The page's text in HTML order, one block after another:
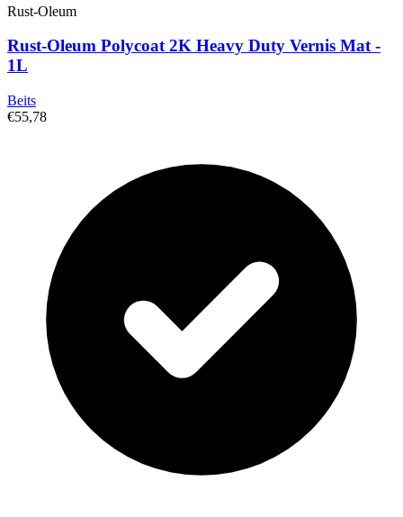
Rust-Oleum
Rust-Oleum Polycoat 2K Heavy Duty Vernis Mat -
1L
Beits
€55,78